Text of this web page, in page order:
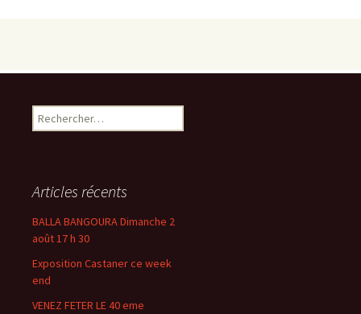
Rechercher :
Articles récents
BALLA BANGOURA Dimanche 2
août 17 h 30
Exposition Castaner ce week
end
VENEZ FETER LE 40 eme